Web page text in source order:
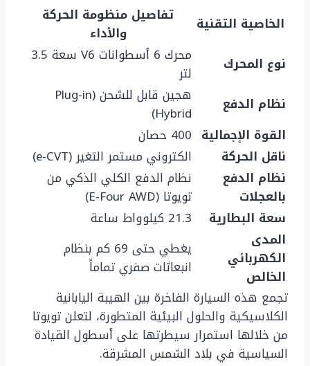
الخاصية التقنية
تفاصيل منظومة الحركة
والأداء
نوع المحرك
محرك 6 أسطوانات V6 سعة 3.5
لتر
نظام الدفع
هجين قابل للشحن (Plug-in
Hybrid)
القوة الإجمالية 400 حصان
ناقل الحركة
الكتروني مستمر التغير (e-CVT)
نظام الدفع
بالعجلات
نظام الدفع الكلي الذكي من
تويوتا (E-Four AWD)
سعة البطارية
21.3 كيلوواط ساعة
المدى
الكهربائي
الخالص
يغطي حتى 69 كم بنظام
انبعاثات صفري تماماً
تجمع هذه السيارة الفاخرة بين الهيبة اليابانية
الكلاسيكية والحلول البيئية المتطورة، لتعلن تويوتا
من خلالها استمرار سيطرتها على أسطول القيادة
السياسية في بلاد الشمس المشرقة.